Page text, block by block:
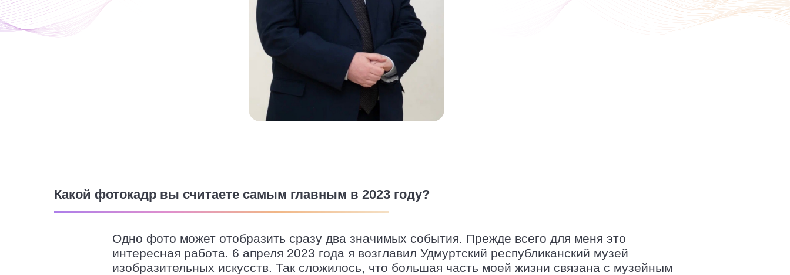
Какой фотокадр вы считаете самым главным в 2023 году?
Одно фото может отобразить сразу два значимых события. Прежде всего для меня это
интересная работа. 6 апреля 2023 года я возглавил Удмуртский республиканский музей
изобразительных искусств. Так сложилось, что большая часть моей жизни связана с музейным